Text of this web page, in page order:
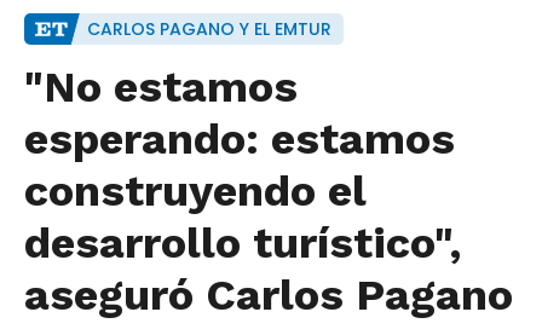
CARLOS PAGANO Y EL EMTUR
"No estamos
esperando: estamos
construyendo el
desarrollo turístico",
aseguró Carlos Pagano